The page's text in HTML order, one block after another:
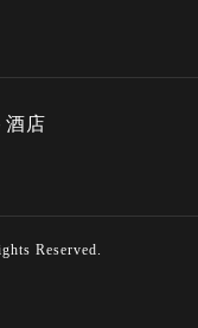
酒店
Reserved.